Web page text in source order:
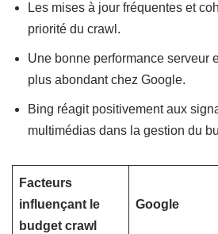
Les mises à jour fréquentes et
priorité du crawl.
Une bonne performance serveur
plus abondant chez Google.
Bing réagit positivement aux
multimédias dans la gestion du
Facteurs
influençant le
budget crawl
Google